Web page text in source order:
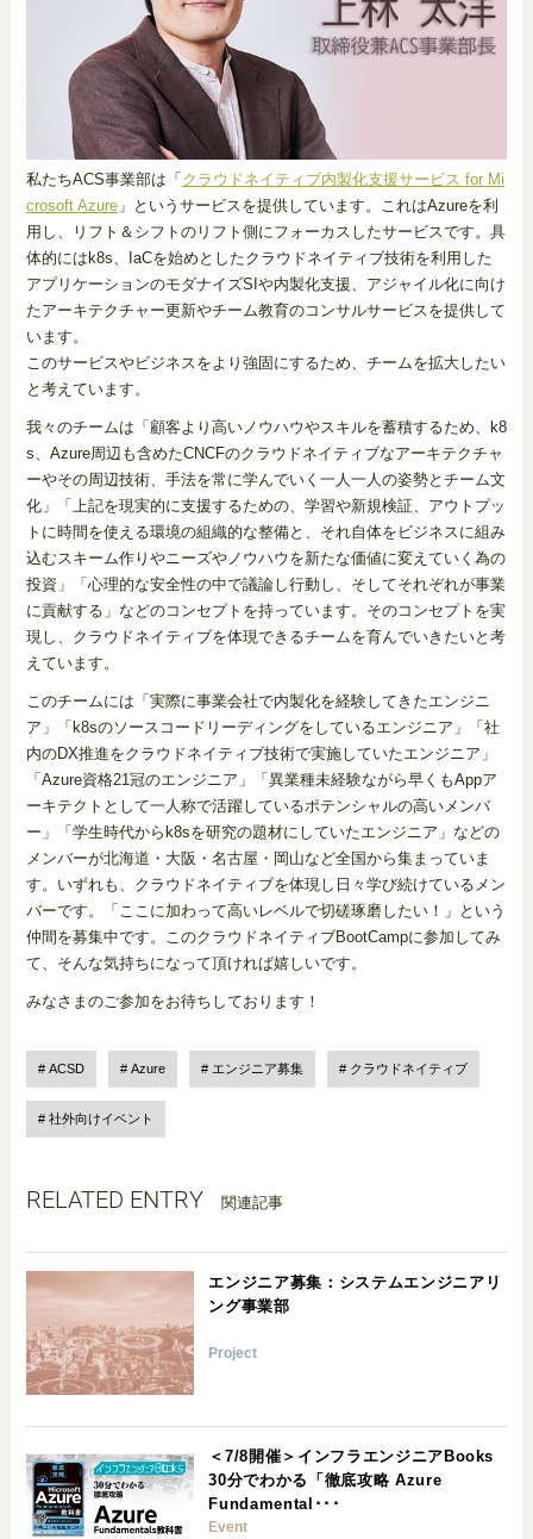
私たちACS事業部は「 クラウドネイティブ内製化支援サービス for Mi
crosoft Azure」というサービスを提供しています。これはAzureを利
用し、リフト＆シフトのリフト側にフォーカスしたサービスです。具
体的にはk8s、IaCを始めとしたクラウドネイティブ技術を利用した
アプリケーションのモダナイズSIや内製化支援、アジャイル化に向け
たアーキテクチャー更新やチーム教育のコンサルサービスを提供して
います。
このサービスやビジネスをより強固にするため、チームを拡大したい
と考えています。
我々のチームは「顧客より高いノウハウやスキルを蓄積するため、k8
s、Azure周辺も含めたCNCFのクラウドネイティブなアーキテクチャ
ーやその周辺技術、手法を常に学んでいく一人一人の姿勢とチーム文
化」「上記を現実的に支援するための、学習や新規検証、アウトプッ
トに時間を使える環境の組織的な整備と、それ自体をビジネスに組み
込むスキーム作りやニーズやノウハウを新たな価値に変えていく為の
投資」「心理的な安全性の中で議論し行動し、そしてそれぞれが事業
に貢献する」などのコンセプトを持っています。そのコンセプトを実
現し、クラウドネイティブを体現できるチームを育んでいきたいと考
えています。
このチームには「実際に事業会社で内製化を経験してきたエンジニ
ア」「k8sのソースコードリーディングをしているエンジニア」「社
内のDX推進をクラウドネイティブ技術で実施していたエンジニア」
「Azure資格21冠のエンジニア」「異業種未経験ながら早くもAppア
ーキテクトとして一人称で活躍しているポテンシャルの高いメンバ
ー」「学生時代からk8sを研究の題材にしていたエンジニア」などの
メンバーが北海道・大阪・名古屋・岡山など全国から集まっていま
す。いずれも、クラウドネイティブを体現し日々学び続けているメン
バーです。「ここに加わって高いレベルで切磋琢磨したい！」という
仲間を募集中です。このクラウドネイティブBootCampに参加してみ
て、そんな気持ちになって頂ければ嬉しいです。
みなさまのご参加をお待ちしております！
ACSD Azure エンジニア募集 クラウドネイティブ
社外向けイベント
RELATED ENTRY 関連記事
エンジニア募集：システムエンジニアリ
ング事業部
Project
＜7/8開催＞インフラエンジニアBooks
30分でわかる「徹底攻略 Azure
Fundamental･･･
Event